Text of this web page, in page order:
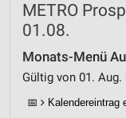
METRO
01.08.
Monats-Menü
Gültig von 01. Aug.
📅 Kalendereintrag